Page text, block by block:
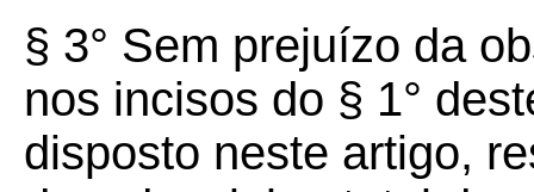
§ 3° Sem prejuízo da
nos incisos do § 1°
disposto neste artigo,